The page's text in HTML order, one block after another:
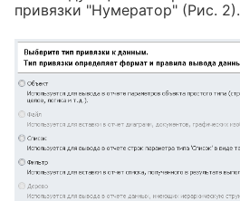
привязки "Нумератор" (Рис. 2).